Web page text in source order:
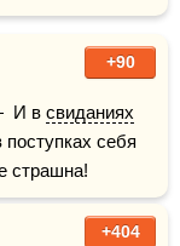
+90
И в свиданиях
себя
страшна!
+404